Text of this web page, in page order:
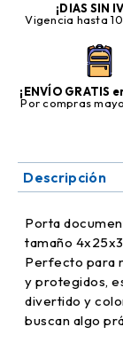
¡DIAS SIN
Vigencia hasta
¡ENVÍO GRATIS
Por compras
Descripción
Porta
tamaño
Perfecto para
y protegidos,
divertido y
buscan algo